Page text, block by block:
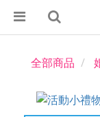
全部商品